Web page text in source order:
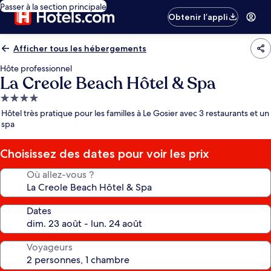
Passer à la section principale
Obtenir l’appli
Afficher tous les hébergements
Hôte professionnel
La Creole Beach Hôtel & Spa
Hébergement
4.0 étoiles
Hôtel très pratique pour les familles à Le Gosier avec 3 restaurants et un
spa
Choisissez des dates pour voir les prix
Où allez-vous ?
Dates
Voyageurs